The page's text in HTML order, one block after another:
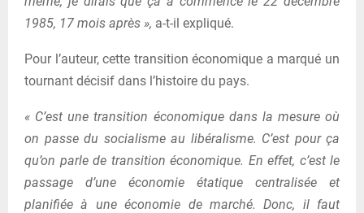
1985, 17 mois après », a-t-il expliqué.
Pour l’auteur, cette transition économique a marqué un
tournant décisif dans l’histoire du pays.
« C’est une transition économique dans la mesure où
on passe du socialisme au libéralisme. C’est pour ça
qu’on parle de transition économique. En effet, c’est le
passage d’une économie étatique centralisée et
planifiée à une économie de marché. Donc, il faut